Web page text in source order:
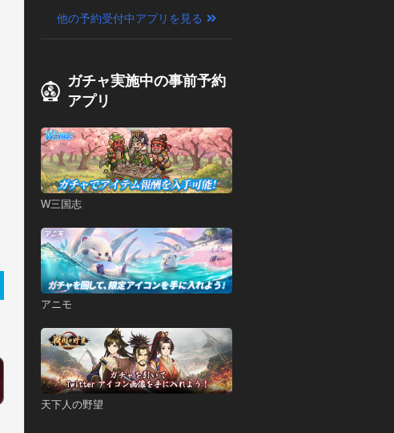
他の予約受付中アプリを見る
ガチャ実施中の事前予約
アプリ
W三国志
アニモ
天下人の野望